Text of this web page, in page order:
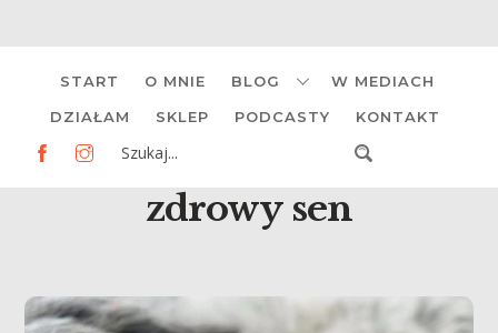
content
START O MNIE BLOG W MEDIACH
DZIAŁAM SKLEP PODCASTY KONTAKT
zdrowy sen